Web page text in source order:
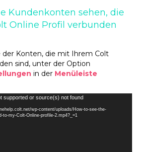
Kundenkonten sehen, die
Online Profil verbunden
der Konten, die mit Ihrem Colt
sind, unter der Option
in der Menüleiste
supported or source(s) not found
wp-content/uploads/How-to-see-the-
to-my-Colt-Online-profile-2.mp4?_=1